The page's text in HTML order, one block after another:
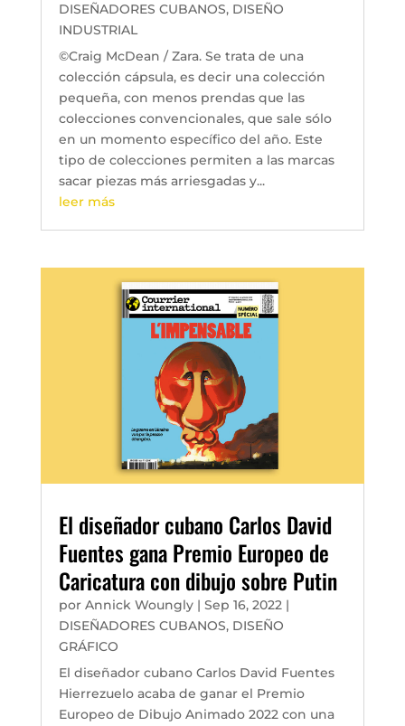
DISEÑADORES CUBANOS, DISEÑO
INDUSTRIAL
©Craig McDean / Zara. Se trata de una
colección cápsula, es decir una colección
pequeña, con menos prendas que las
colecciones convencionales, que sale sólo
en un momento específico del año. Este
tipo de colecciones permiten a las marcas
sacar piezas más arriesgadas y...
leer más
El diseñador cubano Carlos David
Fuentes gana Premio Europeo de
Caricatura con dibujo sobre Putin
por Annick Woungly| Sep 16, 2022|
DISEÑADORES CUBANOS, DISEÑO
GRÁFICO
El diseñador cubano Carlos David Fuentes
Hierrezuelo acaba de ganar el Premio
Europeo de Dibujo Animado 2022 con una